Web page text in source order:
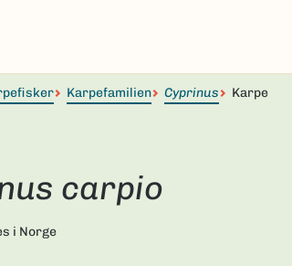
Karpefamilien Cyprinus Karpe
carpio
i Norge